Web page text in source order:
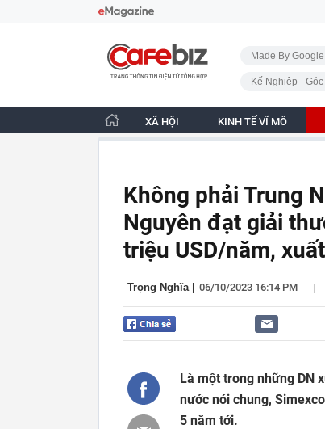
CafeBiz - Trang chủ
Made By
Kế Nghiệp -
XÃ HỘI KINH TẾ VĨ MÔ
Không phải Trung
Nguyên đạt giải
triệu USD/năm,
Trọng Nghĩa| 06/10/2023 16:14 PM |
Là một trong những DN
nước nói chung,
5 năm tới.